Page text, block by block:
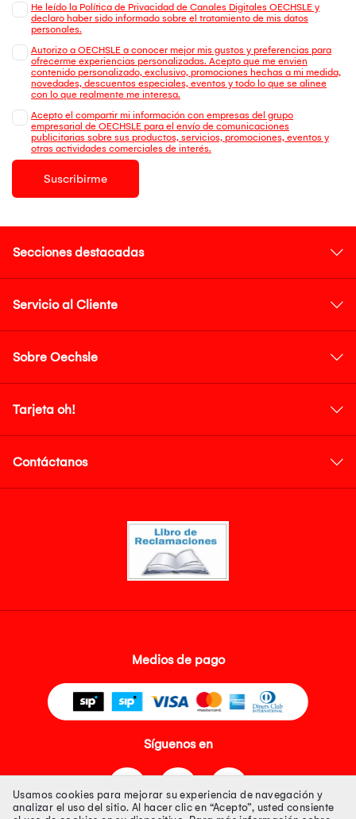
He leído la Política de Privacidad de Canales Digitales OECHSLE y
declaro haber sido informado sobre el tratamiento de mis datos
personales.
Autorizo a OECHSLE a conocer mejor mis gustos y preferencias para
ofrecerme experiencias personalizadas. Acepto que me envien
contenido personalizado, exclusivo, promociones hechas a mi medida,
novedades, descuentos especiales, eventos y todo lo que se alinee
con lo que realmente me interesa.
Acepto el compartir mi información con empresas del grupo
empresarial de OECHSLE para el envío de comunicaciones
publicitarias sobre sus productos, servicios, promociones, eventos y
otras actividades comerciales de interés.
Suscribirme
Secciones destacadas
Servicio al Cliente
Sobre Oechsle
Tarjeta oh!
Contáctanos
Medios de pago
Síguenos en
Usamos cookies para mejorar su experiencia de navegación y
analizar el uso del sitio. Al hacer clic en “Acepto”, usted consiente